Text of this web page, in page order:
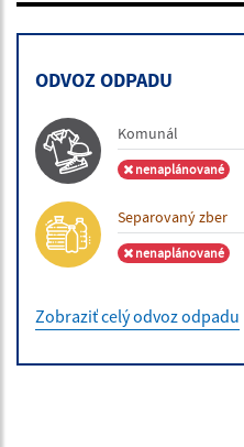
ODVOZ ODPADU
Komunál
nenaplánované
Separovaný zber
nenaplánované
Zobraziť celý odvoz odpadu